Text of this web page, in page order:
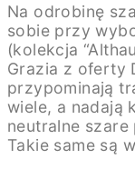
Na odrobinę
sobie przy
(kolekcja
Grazia z oferty
przypominają
wiele, a nadają
neutralne szare
Takie same są